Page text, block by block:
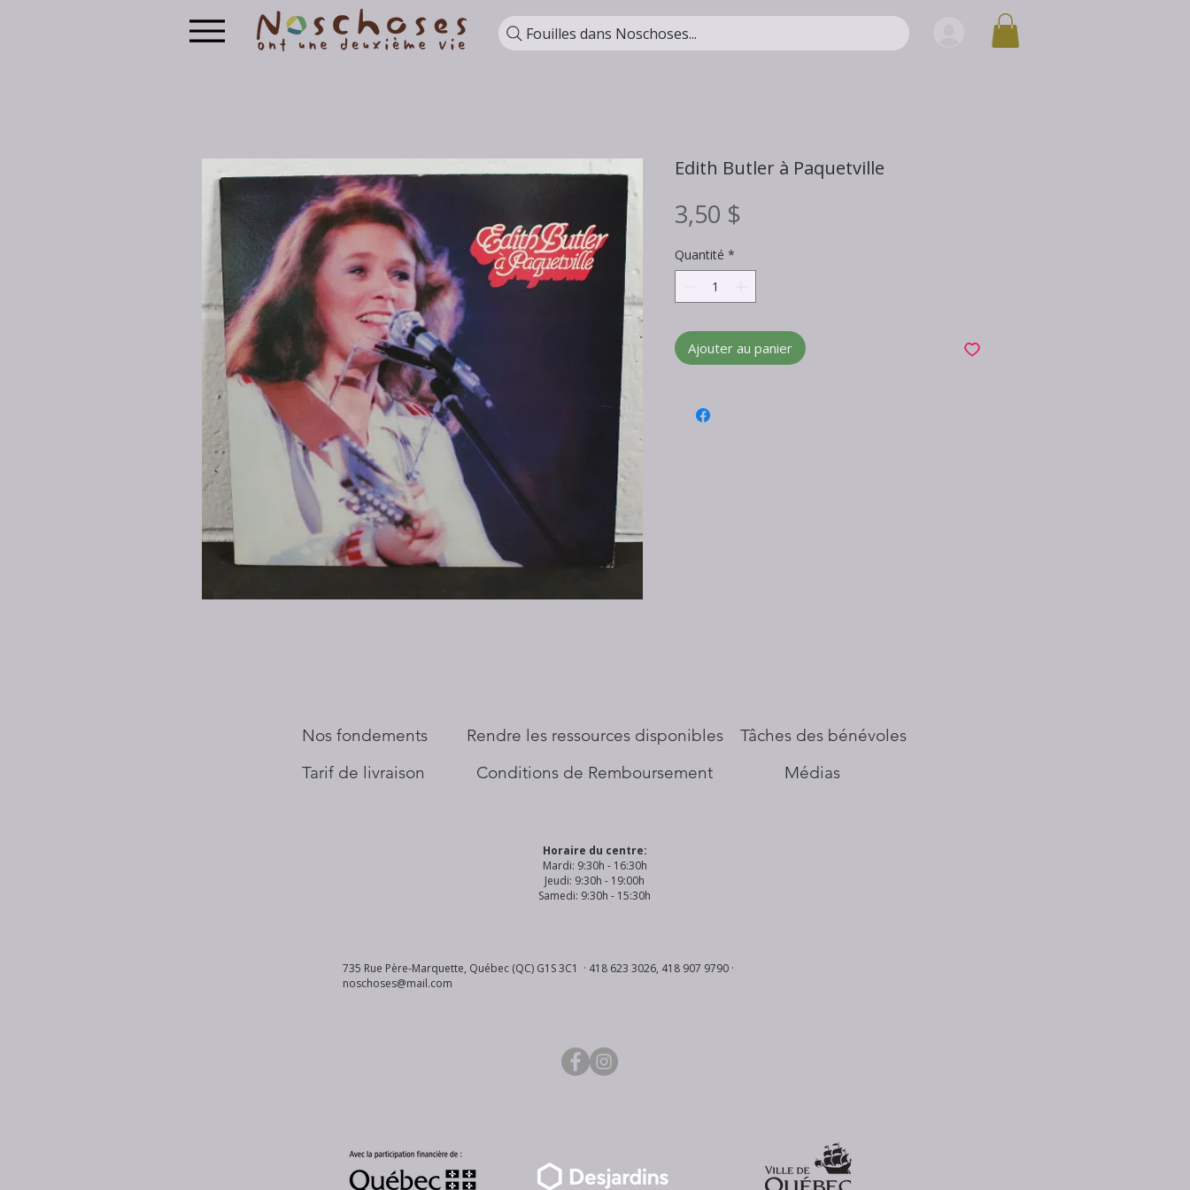
Fouilles dans Noschoses...
Edith Butler à Paquetville
3,50 $
Quantité *
Ajouter au panier
Nos fondements
Tarif de livraison
​Rendre les ressources disponibles
Conditions de Remboursement
Tâches des bénévoles
Médias
Horaire du centre:
Mardi: 9:30h - 16:30h
Jeudi: 9:30h - 19:00h
Samedi: 9:30h - 15:30h
735 Rue Père-Marquette, Québec (QC) G1S 3C1 · 418 623 3026, 418 907 9790 ·
noschoses@mail.com